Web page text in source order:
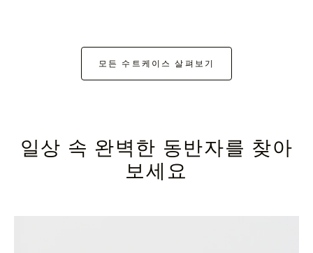
모든 수트케이스 살펴보기
일상 속 완벽한 동반자를 찾아
보세요